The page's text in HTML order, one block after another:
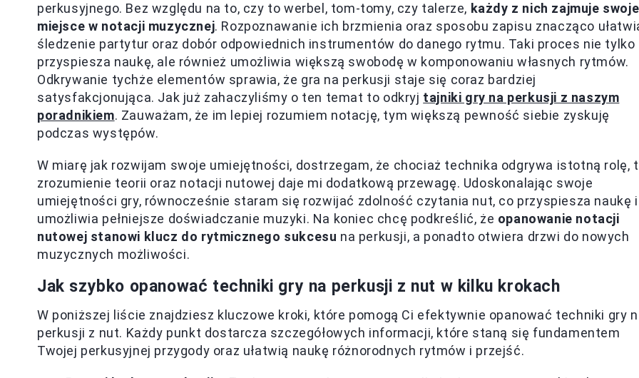
perkusyjnego. Bez względu na to, czy to werbel, tom-tomy, czy talerze, każdy z nich zajmuje swoje
miejsce w notacji muzycznej. Rozpoznawanie ich brzmienia oraz sposobu zapisu znacząco
śledzenie partytur oraz dobór odpowiednich instrumentów do danego rytmu. Taki proces nie tylko
przyspiesza naukę, ale również umożliwia większą swobodę w komponowaniu własnych rytmów.
Odkrywanie tychże elementów sprawia, że gra na perkusji staje się coraz bardziej
satysfakcjonująca. Jak już zahaczyliśmy o ten temat to odkryj tajniki gry na perkusji z naszym
poradnikiem. Zauważam, że im lepiej rozumiem notację, tym większą pewność siebie zyskuję
podczas występów.
W miarę jak rozwijam swoje umiejętności, dostrzegam, że chociaż technika odgrywa istotną rolę,
zrozumienie teorii oraz notacji nutowej daje mi dodatkową przewagę. Udoskonalając swoje
umiejętności gry, równocześnie staram się rozwijać zdolność czytania nut, co przyspiesza naukę i
umożliwia pełniejsze doświadczanie muzyki. Na koniec chcę podkreślić, że opanowanie notacji
nutowej stanowi klucz do rytmicznego sukcesu na perkusji, a ponadto otwiera drzwi do nowych
muzycznych możliwości.
Jak szybko opanować techniki gry na perkusji z nut w kilku krokach
W poniższej liście znajdziesz kluczowe kroki, które pomogą Ci efektywnie opanować techniki gry
perkusji z nut. Każdy punkt dostarcza szczegółowych informacji, które staną się fundamentem
Twojej perkusyjnej przygody oraz ułatwią naukę różnorodnych rytmów i przejść.